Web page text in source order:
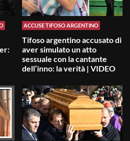
ACCUSE TIFOSO ARGENTINO
Tifoso argentino accusato di
aver simulato un atto
sessuale con la cantante
dell’inno: la verità | VIDEO